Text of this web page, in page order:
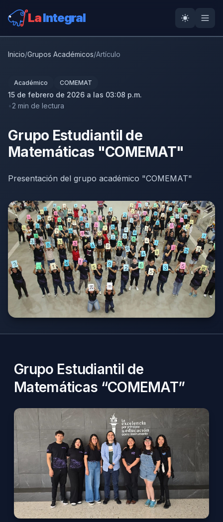
LaIntegral
Inicio/Grupos Académicos/Artículo
Académico COMEMAT
15 de febrero de 2026 a las 03:08 p.m.
2 min de lectura
Grupo Estudiantil de
Matemáticas "COMEMAT"
Presentación del grupo académico "COMEMAT"
Grupo Estudiantil de
Matemáticas “COMEMAT”